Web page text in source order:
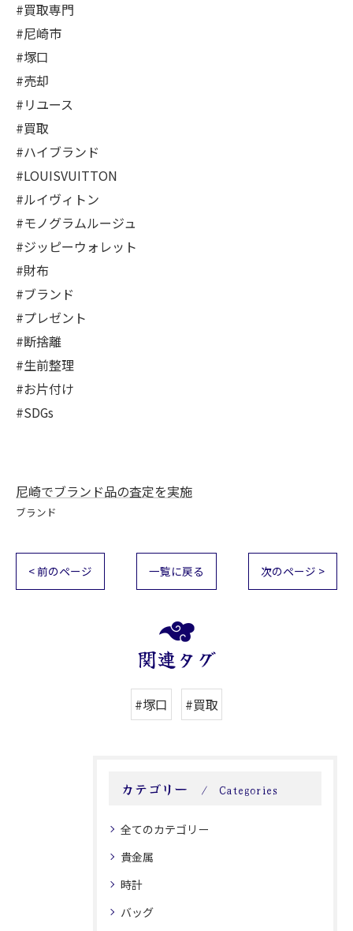
#買取専門
#尼崎市
#塚口
#売却
#リユース
#買取
#ハイブランド
#LOUISVUITTON
#ルイヴィトン
#モノグラムルージュ
#ジッピーウォレット
#財布
#ブランド
#プレゼント
#断捨離
#生前整理
#お片付け
#SDGs
尼崎でブランド品の査定を実施
ブランド
< 前のページ 一覧に戻る 次のページ >
関連タグ
#塚口 #買取
カテゴリー Categories
全てのカテゴリー
貴金属
時計
バッグ